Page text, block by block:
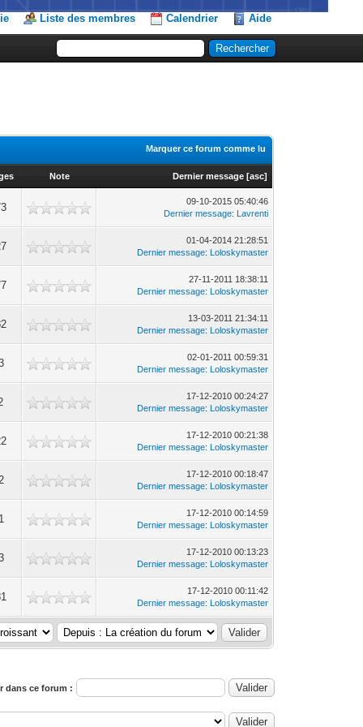
Liste des membres Calendrier Aide
Marquer ce forum comme lu
Note Dernier message [asc]
09-10-2015 05:40:46
Dernier message: Lavrenti
01-04-2014 21:28:51
Dernier message: Loloskymaster
27-11-2011 18:38:11
Dernier message: Loloskymaster
13-03-2011 21:34:11
Dernier message: Loloskymaster
02-01-2011 00:59:31
Dernier message: Loloskymaster
17-12-2010 00:24:27
Dernier message: Loloskymaster
17-12-2010 00:21:38
Dernier message: Loloskymaster
17-12-2010 00:18:47
Dernier message: Loloskymaster
17-12-2010 00:14:59
Dernier message: Loloskymaster
17-12-2010 00:13:23
Dernier message: Loloskymaster
17-12-2010 00:11:42
Dernier message: Loloskymaster
dans ce forum :